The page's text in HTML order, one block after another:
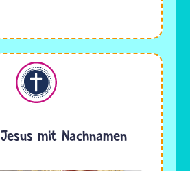
mit Nachnamen